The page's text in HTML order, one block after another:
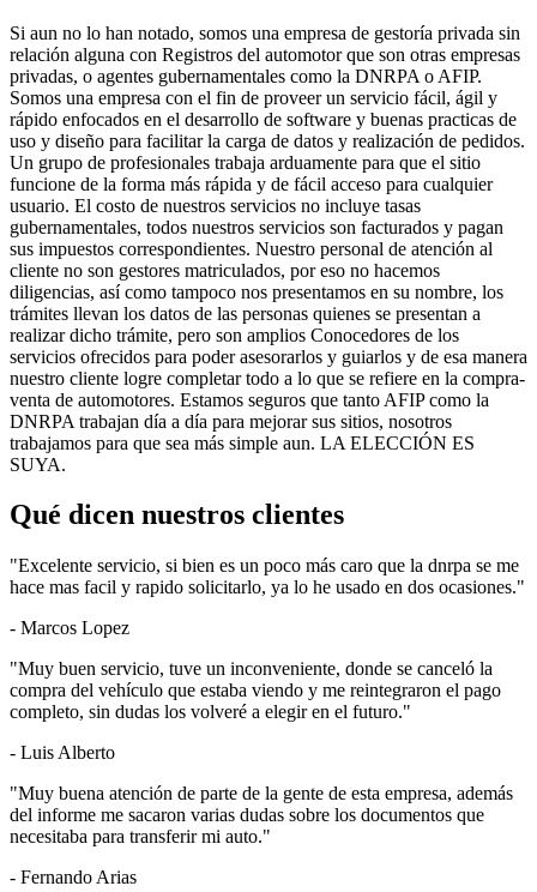
Si aun no lo han notado, somos una empresa de gestoría privada sin
relación alguna con Registros del automotor que son otras empresas
privadas, o agentes gubernamentales como la DNRPA o AFIP.
Somos una empresa con el fin de proveer un servicio fácil, ágil y
rápido enfocados en el desarrollo de software y buenas practicas de
uso y diseño para facilitar la carga de datos y realización de pedidos.
Un grupo de profesionales trabaja arduamente para que el sitio
funcione de la forma más rápida y de fácil acceso para cualquier
usuario. El costo de nuestros servicios no incluye tasas
gubernamentales, todos nuestros servicios son facturados y pagan
sus impuestos correspondientes. Nuestro personal de atención al
cliente no son gestores matriculados, por eso no hacemos
diligencias, así como tampoco nos presentamos en su nombre, los
trámites llevan los datos de las personas quienes se presentan a
realizar dicho trámite, pero son amplios Conocedores de los
servicios ofrecidos para poder asesorarlos y guiarlos y de esa manera
nuestro cliente logre completar todo a lo que se refiere en la compra-
venta de automotores. Estamos seguros que tanto AFIP como la
DNRPA trabajan día a día para mejorar sus sitios, nosotros
trabajamos para que sea más simple aun. LA ELECCIÓN ES
SUYA.
Qué dicen nuestros clientes
"Excelente servicio, si bien es un poco más caro que la dnrpa se me
hace mas facil y rapido solicitarlo, ya lo he usado en dos ocasiones."
- Marcos Lopez
"Muy buen servicio, tuve un inconveniente, donde se canceló la
compra del vehículo que estaba viendo y me reintegraron el pago
completo, sin dudas los volveré a elegir en el futuro."
- Luis Alberto
"Muy buena atención de parte de la gente de esta empresa, además
del informe me sacaron varias dudas sobre los documentos que
necesitaba para transferir mi auto."
- Fernando Arias